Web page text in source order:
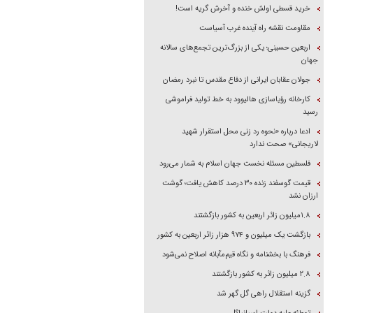
خرید قسطی اولش خنده و آخرش گریه است!
مقاومت نقشه راه آینده غرب آسیاست
اربعین حسینی؛ یکی از بزرگ‌ترین تجمع‌های سالانه
جهان
جولان عقابان ایرانی از دفاع مقدس تا نبرد رمضان
کارخانه رؤیاسازی هالیوود به خط تولید فراموشی
رسید
ادعا درباره «نحوه رد زنی محل استقرار شهید
لاریجانی» صحت ندارد
فلسطین مسئله نخست جهان اسلام به شمار می‌رود
قیمت گوسفند زنده ۳۰ درصد کاهش یافت؛ گوشت
ارزان نشد
۱.۸میلیون زائر اربعین به کشور بازگشتند
بازگشت یک میلیون و ۹۷۴ هزار زائر اربعین به کشور
فرهنگ با بخشنامه و نگاه قیم‌مآبانه اصلاح نمی‌شود
۲.۸ میلیون زائر به کشور بازگشتند
گزینه استقلال راهی گل گهر شد